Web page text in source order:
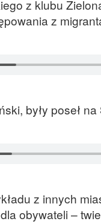
z klubu
z
były poseł
z innych
obywateli –